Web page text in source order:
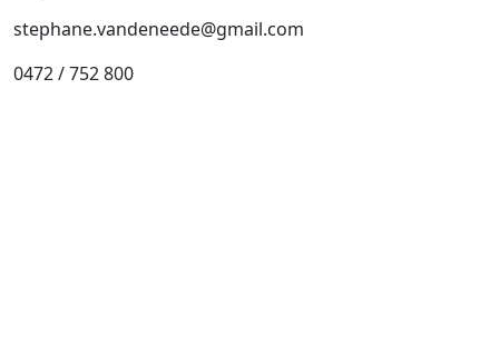
stephane.vandeneede@gmail.com
0472 / 752 800